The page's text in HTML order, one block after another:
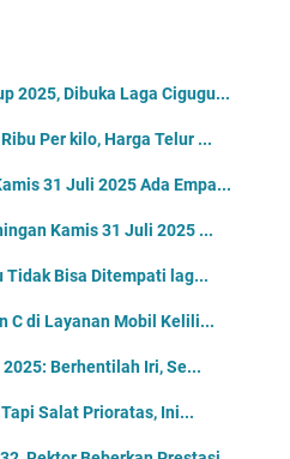
2025, Dibuka Laga Cigugu...
Per kilo, Harga Telur ...
31 Juli 2025 Ada Empa...
Kamis 31 Juli 2025 ...
Tidak Bisa Ditempati lag...
C di Layanan Mobil Kelili...
Berhentilah Iri, Se...
Salat Prioratas, Ini...